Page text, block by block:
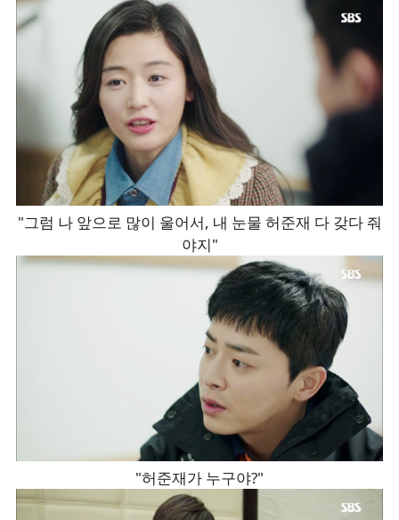
"그럼 나 앞으로 많이 울어서, 내 눈물 허준재 다 갖다 줘
야지"
"허준재가 누구야?"